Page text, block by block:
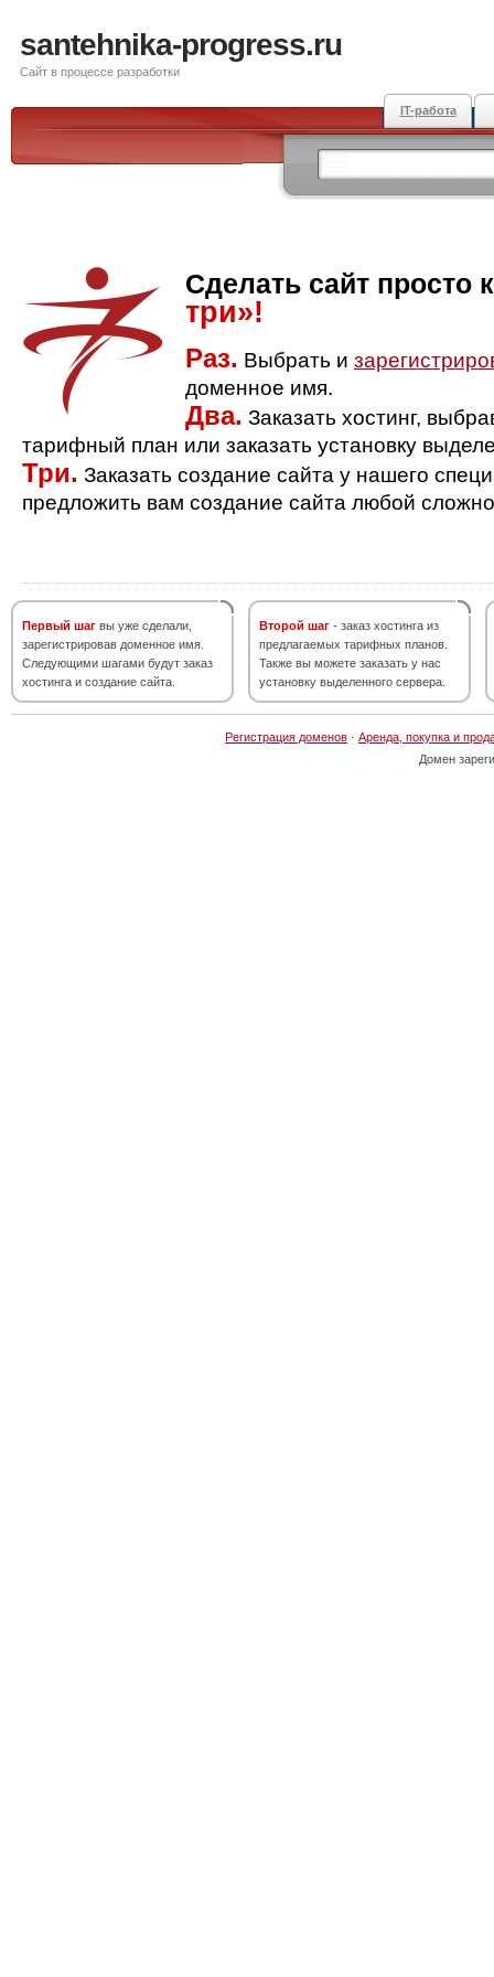
santehnika-progress.ru
Сайт в процессе разработки
IT-работа
Сделать сайт просто
три»!
Раз. Выбрать и
доменное имя.
Два. Заказать хостинг,
тарифный план или заказать установку
Три. Заказать создание сайта у нашего
предложить вам создание сайта любой
Первый шаг вы уже сделали,
зарегистрировав доменное имя.
Следующими шагами будут заказ
хостинга и создание сайта.
Второй шаг - заказ хостинга из
предлагаемых тарифных планов.
Также вы можете заказать у нас
установку выделенного сервера.
Регистрация доменов · Аренда, покупка и
Домен